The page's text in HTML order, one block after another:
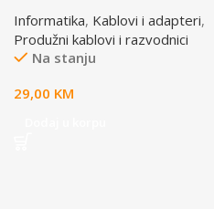
prekidac, 4,5m, osigurač,
prenaponska zaštita
Informatika, Kablovi i adapteri,
Produžni kablovi i razvodnici
Na stanju
29,00 KM